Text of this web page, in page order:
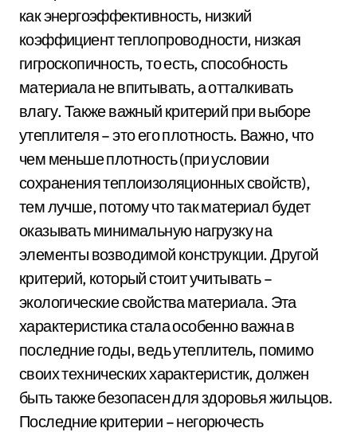
как энергоэффективность, низкий
коэффициент теплопроводности, низкая
гигроскопичность, то есть, способность
материала не впитывать, а отталкивать
влагу. Также важный критерий при выборе
утеплителя – это его плотность. Важно, что
чем меньше плотность (при условии
сохранения теплоизоляционных свойств),
тем лучше, потому что так материал будет
оказывать минимальную нагрузку на
элементы возводимой конструкции. Другой
критерий, который стоит учитывать –
экологические свойства материала. Эта
характеристика стала особенно важна в
последние годы, ведь утеплитель, помимо
своих технических характеристик, должен
быть также безопасен для здоровья жильцов.
Последние критерии – негорючесть